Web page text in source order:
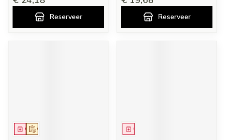
Reserveer Reserveer
Op voorschrift
Geneesmiddel Geneesmiddel